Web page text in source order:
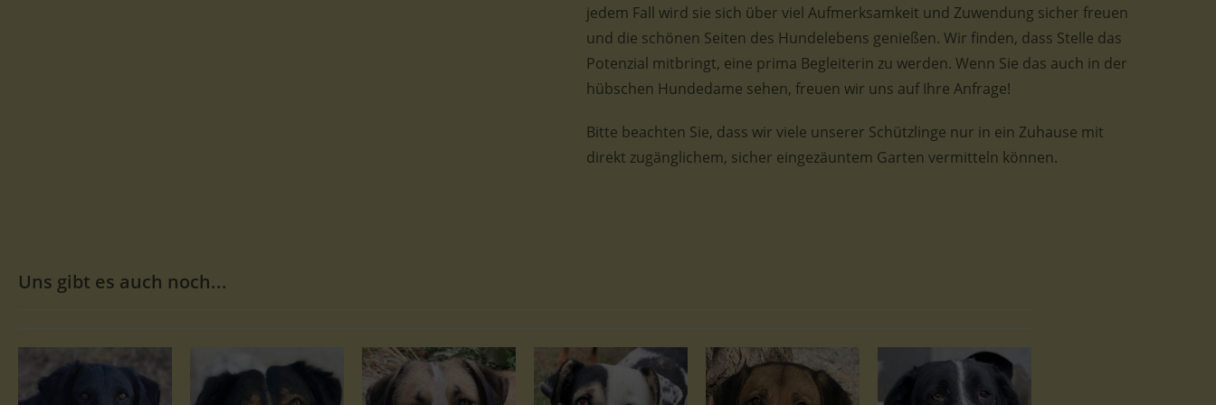
jedem Fall wird sie sich über viel Aufmerksamkeit und Zuwendung sicher freuen
und die schönen Seiten des Hundelebens genießen. Wir finden, dass Stelle das
Potenzial mitbringt, eine prima Begleiterin zu werden. Wenn Sie das auch in der
hübschen Hundedame sehen, freuen wir uns auf Ihre Anfrage!
Bitte beachten Sie, dass wir viele unserer Schützlinge nur in ein Zuhause mit
direkt zugänglichem, sicher eingezäuntem Garten vermitteln können.
Uns gibt es auch noch...